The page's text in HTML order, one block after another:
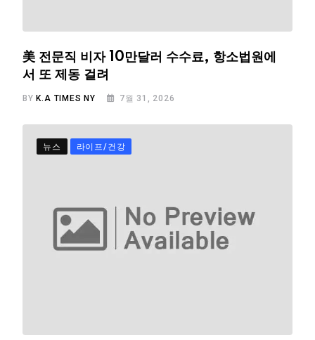
美 전문직 비자 10만달러 수수료, 항소법원에
서 또 제동 걸려
BY K.A TIMES NY 7월 31, 2026
뉴스 라이프/건강